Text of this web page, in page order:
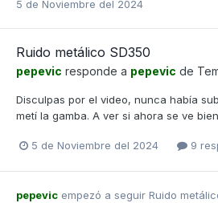
5 de Noviembre del 2024
Ruido metálico SD350
pepevic responde a pepevic de
Disculpas por el video, nunca había
metí la gamba. A ver si ahora se ve bien
5 de Noviembre del 2024 9
pepevic empezó a seguir Ruido